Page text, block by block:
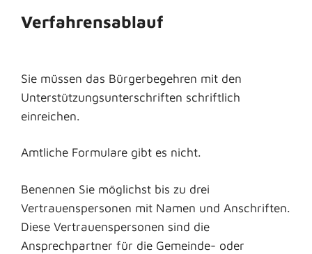
Verfahrensablauf
Sie müssen das Bürgerbegehren mit den
Unterstützungsunterschriften schriftlich
einreichen.
Amtliche Formulare gibt es nicht.
Benennen Sie möglichst bis zu drei
Vertrauenspersonen mit Namen und Anschriften.
Diese Vertrauenspersonen sind die
Ansprechpartner für die Gemeinde- oder